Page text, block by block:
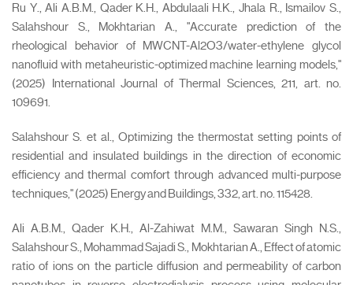
Ru Y., Ali A.B.M., Qader K.H., Abdulaali H.K., Jhala R., Ismailov S.,
Salahshour S., Mokhtarian A., "Accurate prediction of the
rheological behavior of MWCNT-Al2O3/water-ethylene glycol
nanofluid with metaheuristic-optimized machine learning models,"
(2025) International Journal of Thermal Sciences, 211, art. no.
109691.
Salahshour S. et al., Optimizing the thermostat setting points of
residential and insulated buildings in the direction of economic
efficiency and thermal comfort through advanced multi-purpose
techniques," (2025) Energy and Buildings, 332, art. no. 115428.
Ali A.B.M., Qader K.H., Al-Zahiwat M.M., Sawaran Singh N.S.,
Salahshour S., Mohammad Sajadi S., Mokhtarian A., Effect of atomic
ratio of ions on the particle diffusion and permeability of carbon